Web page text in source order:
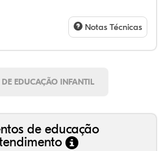
Notas Técnicas
DE EDUCAÇÃO INFANTIL
de educação